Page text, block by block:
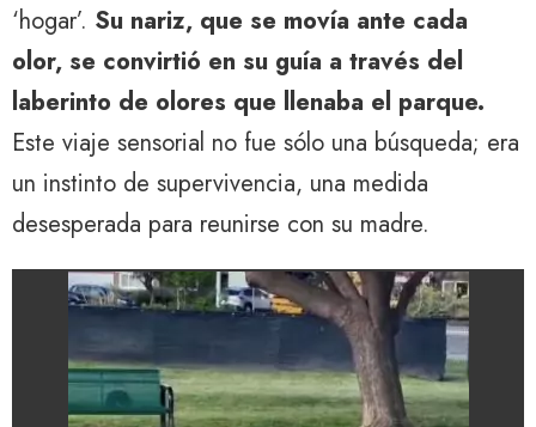
‘hogar’. Su nariz, que se movía ante cada
olor, se convirtió en su guía a través del
laberinto de olores que llenaba el parque.
Este viaje sensorial no fue sólo una búsqueda; era
un instinto de supervivencia, una medida
desesperada para reunirse con su madre.